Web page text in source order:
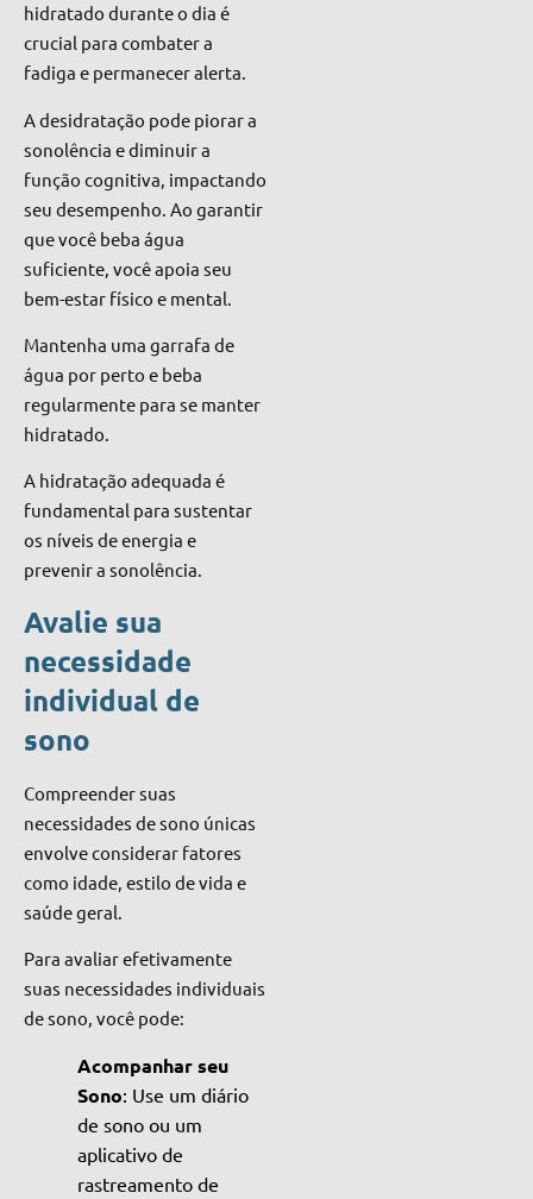
hidratado durante o dia é
crucial para combater a
fadiga e permanecer alerta.
A desidratação pode piorar a
sonolência e diminuir a
função cognitiva, impactando
seu desempenho. Ao garantir
que você beba água
suficiente, você apoia seu
bem-estar físico e mental.
Mantenha uma garrafa de
água por perto e beba
regularmente para se manter
hidratado.
A hidratação adequada é
fundamental para sustentar
os níveis de energia e
prevenir a sonolência.
Avalie sua
necessidade
individual de
sono
Compreender suas
necessidades de sono únicas
envolve considerar fatores
como idade, estilo de vida e
saúde geral.
Para avaliar efetivamente
suas necessidades individuais
de sono, você pode:
Acompanhar seu
Sono: Use um diário
de sono ou um
aplicativo de
rastreamento de